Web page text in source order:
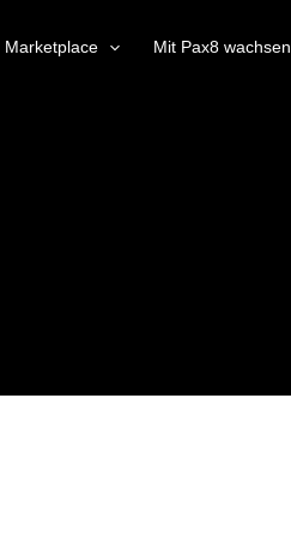
Marketplace Mit Pax8 wachsen